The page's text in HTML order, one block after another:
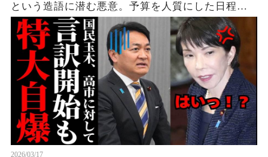
という造語に潜む悪意。予算を人質にした日程闘
争で失った保守層の信頼。考察、解説、世論。
2026/03/17